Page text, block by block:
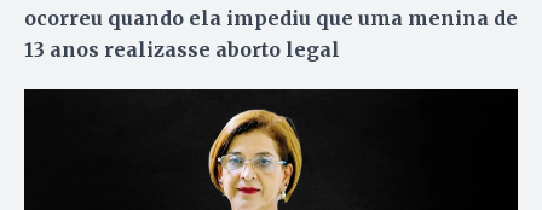
ocorreu quando ela impediu que uma menina de
13 anos realizasse aborto legal